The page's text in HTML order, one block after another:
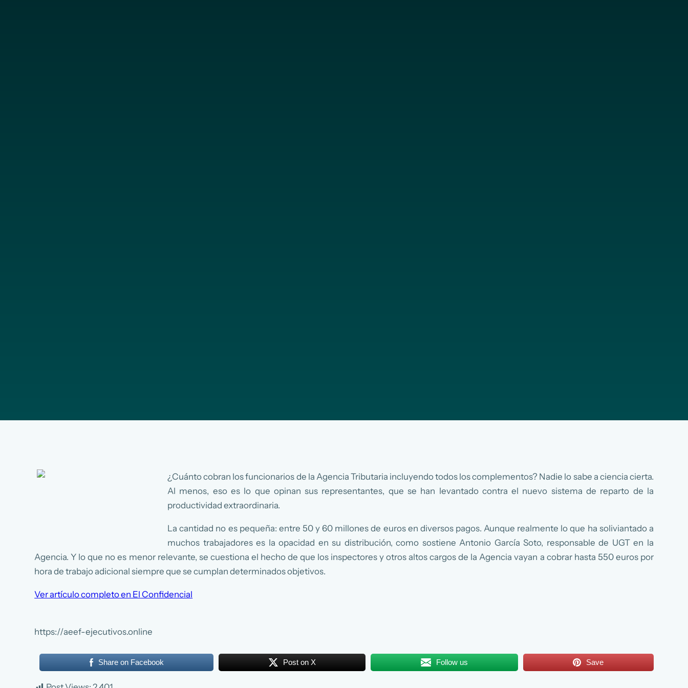
¿Cuánto cobran los funcionarios de la Agencia Tributaria incluyendo todos los complementos? Nadie lo sabe a ciencia cierta.
Al menos, eso es lo que opinan sus representantes, que se han levantado contra el nuevo sistema de reparto de la
productividad extraordinaria.
La cantidad no es pequeña: entre 50 y 60 millones de euros en diversos pagos. Aunque realmente lo que ha soliviantado a
muchos trabajadores es la opacidad en su distribución, como sostiene Antonio García Soto, responsable de UGT en la
Agencia. Y lo que no es menor relevante, se cuestiona el hecho de que los inspectores y otros altos cargos de la Agencia vayan a cobrar hasta 550 euros por
hora de trabajo adicional siempre que se cumplan determinados objetivos.
Ver artículo completo en El Confidencial
https://aeef-ejecutivos.online
Share on Facebook Post on X Follow us Save